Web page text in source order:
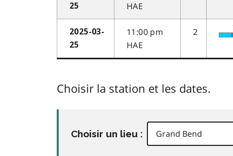
25
HAE
2025-03-
25
11:00 pm
HAE
2
Choisir la station et les dates.
Choisir un lieu :